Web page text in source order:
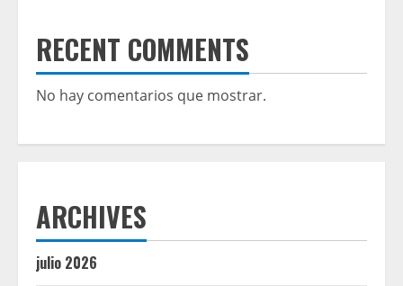
RECENT COMMENTS
No hay comentarios que mostrar.
ARCHIVES
julio 2026